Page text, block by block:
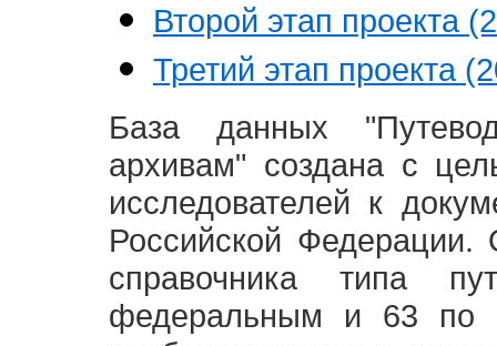
Второй этап проекта
Третий этап проекта
База данных
архивам" создана с
исследователей к
Российской
справочника типа
федеральным и 63 по